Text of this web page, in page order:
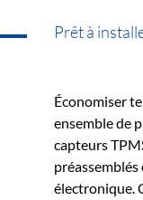
Prêt à
Économiser
ensemble de
capteurs
électronique.